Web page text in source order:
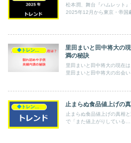
松本潤、舞台『ハムレット
2025年12月から東京・帝国
里田まいと田中将大の
満の秘訣
里田まいと田中将大の現在
里田まいと田中将大の出会い
止まらぬ食品値上げの
止まらぬ食品値上げの真相
で「また値上がりしている…